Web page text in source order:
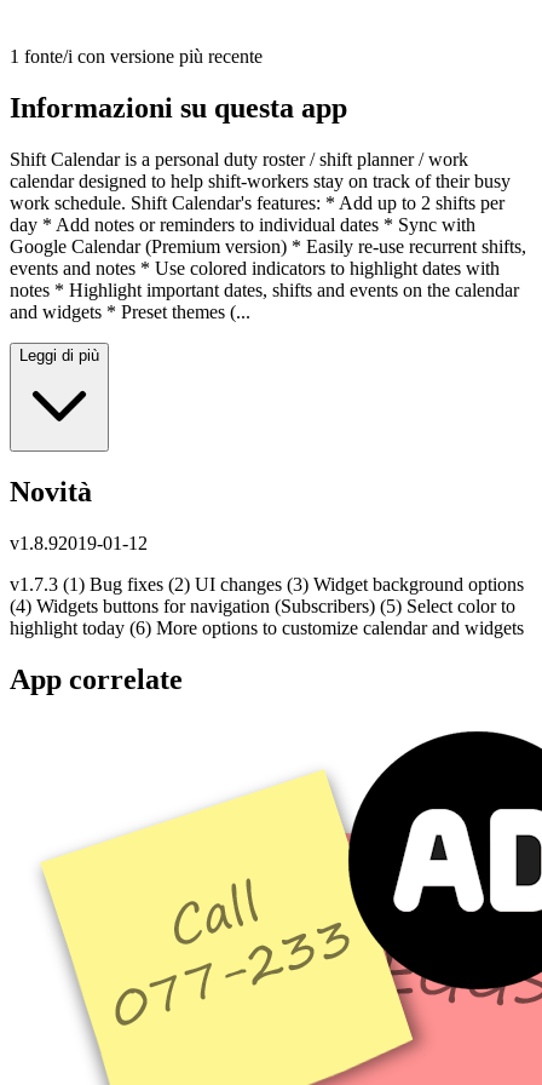
1 fonte/i con versione più recente
Informazioni su questa app
Shift Calendar is a personal duty roster / shift planner / work
calendar designed to help shift-workers stay on track of their busy
work schedule. Shift Calendar's features: * Add up to 2 shifts per
day * Add notes or reminders to individual dates * Sync with
Google Calendar (Premium version) * Easily re-use recurrent shifts,
events and notes * Use colored indicators to highlight dates with
notes * Highlight important dates, shifts and events on the calendar
and widgets * Preset themes (...
Leggi di più
Novità
v1.8.92019-01-12
v1.7.3 (1) Bug fixes (2) UI changes (3) Widget background options
(4) Widgets buttons for navigation (Subscribers) (5) Select color to
highlight today (6) More options to customize calendar and widgets
App correlate